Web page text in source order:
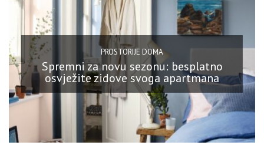
PROSTORIJE DOMA
Spremni za novu sezonu: besplatno
osvježite zidove svoga apartmana